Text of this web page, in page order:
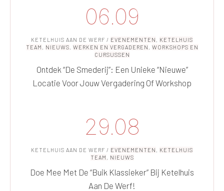
06.09
KETELHUIS AAN DE WERF / EVENEMENTEN , KETELHUIS
TEAM , NIEUWS, WERKEN EN VERGADEREN , WORKSHOPS EN
CURSUSSEN
Ontdek “De Smederij”: Een Unieke “nieuwe”
Locatie Voor Jouw Vergadering Of Workshop
29.08
KETELHUIS AAN DE WERF / EVENEMENTEN , KETELHUIS
TEAM , NIEUWS
Doe Mee Met De “Buik Klassieker” Bij Ketelhuis
Aan De Werf!